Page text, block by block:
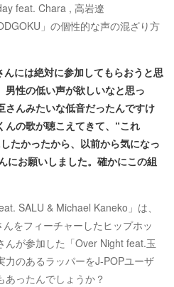
feat. Chara , 高岩遼
」の個性的な声の混ざり方
には絶対に参加してもらおうと思
男性の低い声が欲しいなと思っ
さんみたいな低音だったんですけ
んの歌が聴こえてきて、“これ
たかったから、以前から気になっ
にお願いしました。確かにこの組
SALU & Michael Kaneko」は、
をフィーチャーしたヒップホッ
んが参加した「Over Night feat.玉
のあるラッパーをJ-POPユーザ
ったんでしょうか？